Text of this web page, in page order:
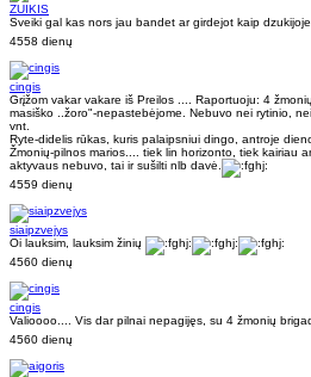
ZUIKIS
Sveiki gal kas nors jau bandet ar girdejot kaip
4558 dienų
cingis
Grįžom vakar vakare iš Preilos .... Raportuoju: 4
masiško ..žoro"-nepastebėjome. Nebuvo nei rytinio,
vnt.
Ryte-didelis rūkas, kuris palaipsniui dingo, antroje
Žmonių-pilnos marios.... tiek lin horizonto, tiek kairiau
aktyvaus nebuvo, tai ir sušilti nlb davė.
4559 dienų
siaipzvejys
Oi lauksim, lauksim žinių
4560 dienų
cingis
Valioooo.... Vis dar pilnai nepagijęs, su 4 žmonių
4560 dienų